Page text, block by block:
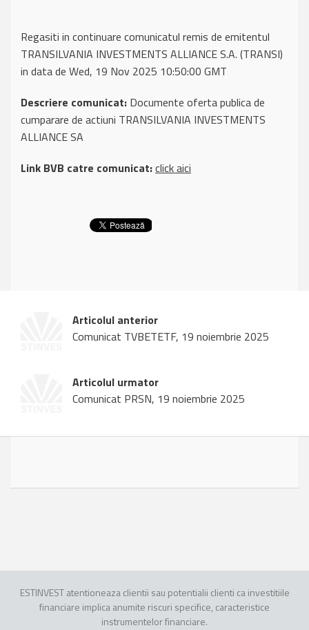
Regasiti in continuare comunicatul remis de emitentul
TRANSILVANIA INVESTMENTS ALLIANCE S.A. (TRANSI)
in data de Wed, 19 Nov 2025 10:50:00 GMT
Descriere comunicat: Documente oferta publica de
cumparare de actiuni TRANSILVANIA INVESTMENTS
ALLIANCE SA
Link BVB catre comunicat:click aici
Articolul anterior
Comunicat TVBETETF, 19 noiembrie 2025
Articolul urmator
Comunicat PRSN, 19 noiembrie 2025
ESTINVEST atentioneaza clientii sau potentialii clienti ca investitiile
financiare implica anumite riscuri specifice, caracteristice
instrumentelor financiare.